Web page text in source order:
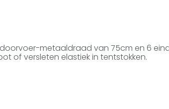
doorvoer-metaaldraad van 75cm en 6
of versleten elastiek in tentstokken.